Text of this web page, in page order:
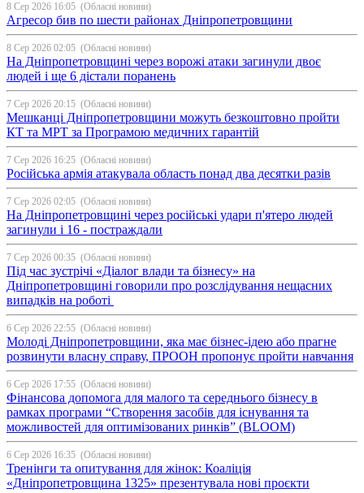
8 Сер 2026 16:05 (Обласні новини)
Агресор бив по шести районах Дніпропетровщини
8 Сер 2026 02:05 (Обласні новини)
На Дніпропетровщині через ворожі атаки загинули двоє
людей і ще 6 дістали поранень
7 Сер 2026 20:15 (Обласні новини)
Мешканці Дніпропетровщини можуть безкоштовно пройти
КТ та МРТ за Програмою медичних гарантій
7 Сер 2026 16:25 (Обласні новини)
Російська армія атакувала область понад два десятки разів
7 Сер 2026 02:05 (Обласні новини)
На Дніпропетровщині через російські удари п'ятеро людей
загинули і 16 - постраждали
7 Сер 2026 00:35 (Обласні новини)
Під час зустрічі «Діалог влади та бізнесу» на
Дніпропетровщині говорили про розслідування нещасних
випадків на роботі
6 Сер 2026 22:55 (Обласні новини)
Молоді Дніпропетровщини, яка має бізнес-ідею або прагне
розвинути власну справу, ПРООН пропонує пройти навчання
6 Сер 2026 17:55 (Обласні новини)
Фінансова допомога для малого та середнього бізнесу в
рамках програми “Створення засобів для існування та
можливостей для оптимізованих ринків” (BLOOM)
6 Сер 2026 16:35 (Обласні новини)
Тренінги та опитування для жінок: Коаліція
«Дніпропетровщина 1325» презентувала нові проєкти